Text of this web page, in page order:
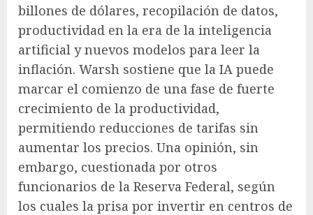
billones de dólares, recopilación de datos,
productividad en la era de la inteligencia
artificial y nuevos modelos para leer la
inflación. Warsh sostiene que la IA puede
marcar el comienzo de una fase de fuerte
crecimiento de la productividad,
permitiendo reducciones de tarifas sin
aumentar los precios. Una opinión, sin
embargo, cuestionada por otros
funcionarios de la Reserva Federal, según
los cuales la prisa por invertir en centros de